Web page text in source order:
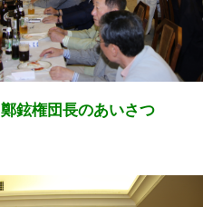
鄭鉉権団長のあいさつ